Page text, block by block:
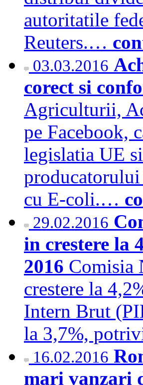
autoritatile
Reuters.…
03.03.2016
corect si
Agriculturii,
pe Facebook,
legislatia UE
producatorului
cu E-coli.…
29.02.2016
in crestere la
2016 Comisia
crestere la
Intern Brut
la 3,7%,
16.02.2016
mari vanzari